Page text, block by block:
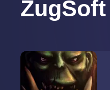
ZugSoft